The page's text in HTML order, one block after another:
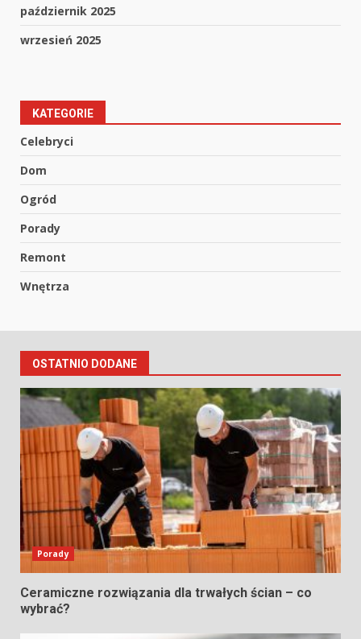
październik 2025
wrzesień 2025
KATEGORIE
Celebryci
Dom
Ogród
Porady
Remont
Wnętrza
OSTATNIO DODANE
Porady
Ceramiczne rozwiązania dla trwałych ścian – co
wybrać?